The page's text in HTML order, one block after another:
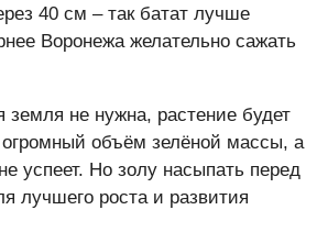
40 см – так батат лучше
Воронежа желательно сажать
земля не нужна, растение будет
объём зелёной массы, а
успеет. Но золу насыпать перед
лучшего роста и развития